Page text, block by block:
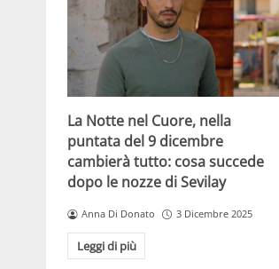
La Notte nel Cuore, nella
puntata del 9 dicembre
cambierà tutto: cosa succede
dopo le nozze di Sevilay
Anna Di Donato 3 Dicembre 2025
Leggi di più